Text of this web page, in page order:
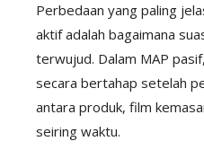
Perbedaan yang paling
aktif adalah bagaimana
terwujud. Dalam MAP
secara bertahap setelah
antara produk, film
seiring waktu.